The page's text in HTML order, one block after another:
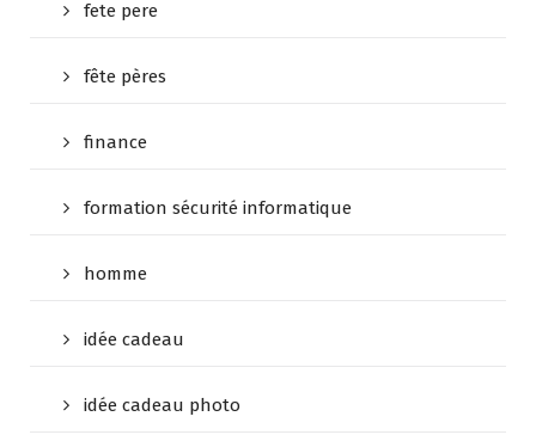
fete pere
fête pères
finance
formation sécurité informatique
homme
idée cadeau
idée cadeau photo